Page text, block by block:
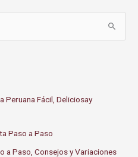
Peruana Fácil, Deliciosay
Paso a Paso
a Paso, Consejos y Variaciones